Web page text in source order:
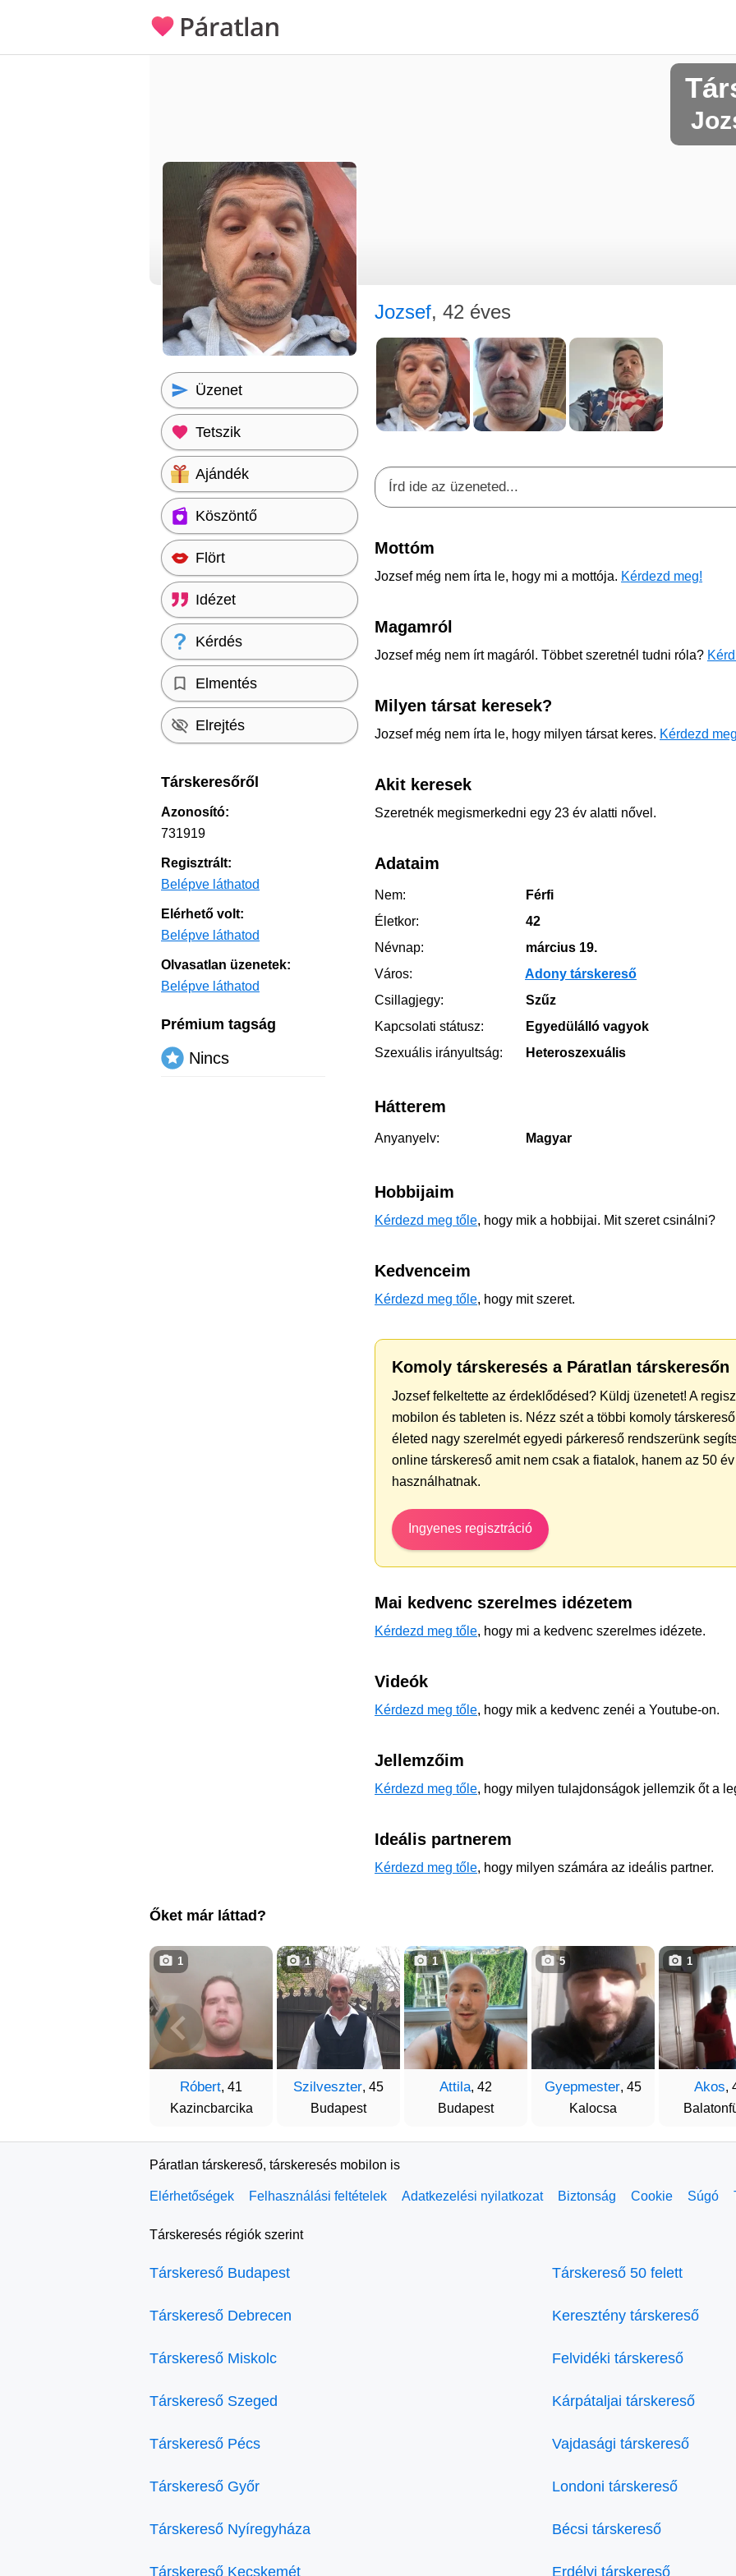
Jozsef, 42 éves
Mottóm
Jozsef még nem írta le, hogy mi a mottója. Kérdezd meg!
Magamról
Jozsef még nem írt magáról. Többet szeretnél tudni róla?
Milyen társat keresek?
Jozsef még nem írta le, hogy milyen társat keres. Kérdezd
Akit keresek
Szeretnék megismerkedni egy 23 év alatti nővel.
Adataim
Nem:
Férfi
Életkor:
42
Névnap:
március 19.
Város:
Adony társkereső
Csillagjegy:
Szűz
Kapcsolati státusz:
Egyedülálló vagyok
Szexuális irányultság:
Heteroszexuális
Hátterem
Anyanyelv: Magyar
Hobbijaim
Kérdezd meg tőle, hogy mik a hobbijai. Mit szeret csinálni?
Kedvenceim
Kérdezd meg tőle, hogy mit szeret.
Komoly társkeresés a Páratlan társkeresőn
Jozsef felkeltette az érdeklődésed? Küldj üzenetet! A
mobilon és tableten is. Nézz szét a többi komoly
életed nagy szerelmét egyedi párkereső rendszerünk
online társkereső amit nem csak a fiatalok, hanem az 50
használhatnak.
Ingyenes regisztráció
Mai kedvenc szerelmes idézetem
Kérdezd meg tőle, hogy mi a kedvenc szerelmes idézete.
Videók
Kérdezd meg tőle, hogy mik a kedvenc zenéi a Youtube-on.
Jellemzőim
Kérdezd meg tőle, hogy milyen tulajdonságok jellemzik őt a
Ideális partnerem
Kérdezd meg tőle, hogy milyen számára az ideális partner.
Üzenet
Tetszik
Ajándék
Köszöntő
Flört
Idézet
Kérdés
Elmentés
Elrejtés
Társkeresőről
Azonosító:
731919
Regisztrált:
Belépve láthatod
Elérhető volt:
Belépve láthatod
Olvasatlan üzenetek:
Belépve láthatod
Prémium tagság
Nincs
Őket már láttad?
Róbert, 41
Kazincbarcika
1
Szilveszter, 45
Budapest
1
Attila, 42
Budapest
1
Gyepmester, 45
Kalocsa
5
Akos,
1
Páratlan társkereső, társkeresés mobilon is
Elérhetőségek Felhasználási feltételek Adatkezelési nyilatkozat Biztonság Cookie Súgó
Társkeresés régiók szerint
Társkereső Budapest
Társkereső Debrecen
Társkereső Miskolc
Társkereső Szeged
Társkereső Pécs
Társkereső Győr
Társkereső Nyíregyháza
Társkereső Kecskemét
Társkereső 50 felett
Keresztény társkereső
Felvidéki társkereső
Kárpátaljai társkereső
Vajdasági társkereső
Londoni társkereső
Bécsi társkereső
Erdélyi társkereső